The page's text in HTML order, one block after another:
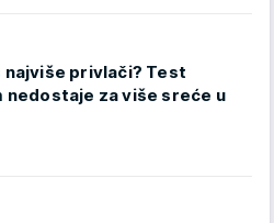
najviše privlači? Test
za više sreće u